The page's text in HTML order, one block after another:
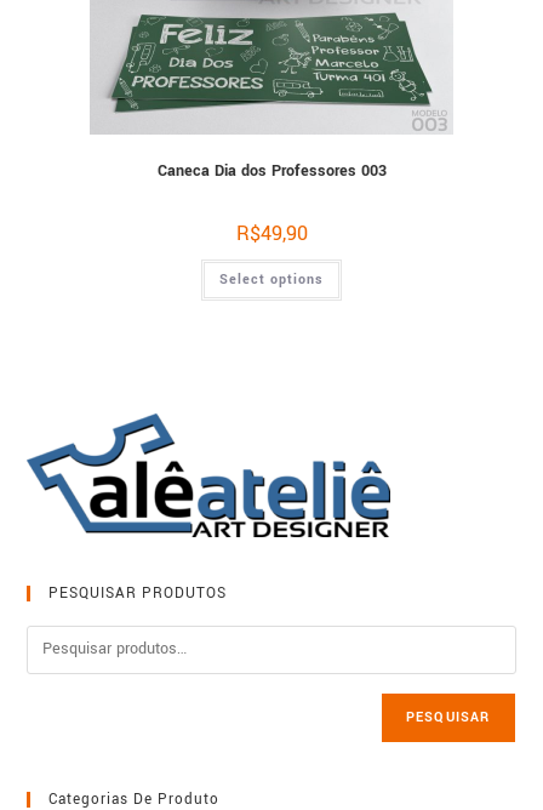
Caneca Dia dos Professores 003
R$49,90
Select options
PESQUISAR PRODUTOS
PESQUISAR
Categorias De Produto